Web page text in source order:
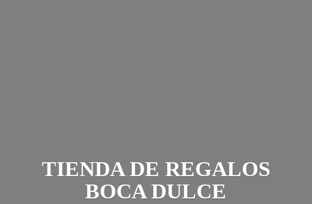
TIENDA DE REGALOS
BOCA DULCE